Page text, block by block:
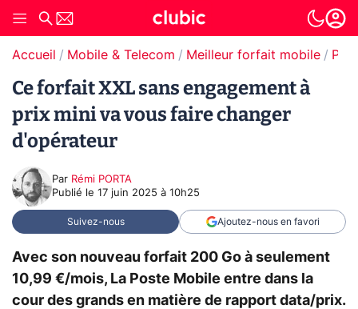
Accueil Mobile & Telecom Meilleur forfait mobile
Ce forfait XXL sans engagement à
prix mini va vous faire changer
d'opérateur
Par Rémi PORTA
Publié le 17 juin 2025 à 10h25
Suivez-nous Ajoutez-nous en favori
Avec son nouveau forfait 200 Go à seulement
10,99 €/mois, La Poste Mobile entre dans la
cour des grands en matière de rapport data/prix.